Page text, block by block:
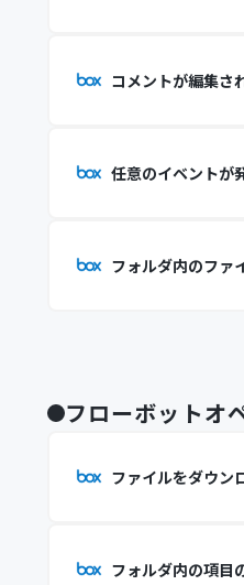
コメントが編集さ
任意のイベントが
フォルダ内のファ
フローボットオ
ファイルをダウン
フォルダ内の項目